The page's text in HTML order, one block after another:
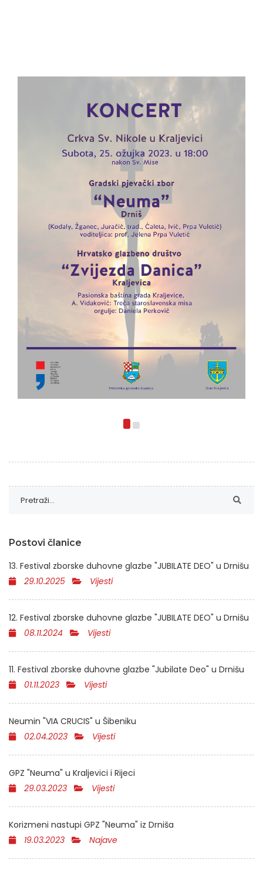
Postovi članice
13. Festival zborske duhovne glazbe "JUBILATE DEO" u Drnišu
29.10.2025
Vijesti
12. Festival zborske duhovne glazbe "JUBILATE DEO" u Drnišu
08.11.2024
Vijesti
11. Festival zborske duhovne glazbe "Jubilate Deo" u Drnišu
01.11.2023
Vijesti
Neumin "VIA CRUCIS" u Šibeniku
02.04.2023
Vijesti
GPZ "Neuma" u Kraljevici i Rijeci
29.03.2023
Vijesti
Korizmeni nastupi GPZ "Neuma" iz Drniša
19.03.2023
Najave